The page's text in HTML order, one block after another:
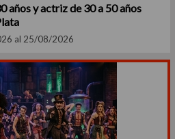
años y actriz de 30 a 50 años
al 25/08/2026